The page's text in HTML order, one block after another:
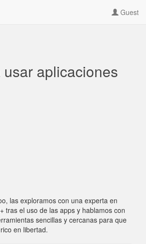
Guest
aplicaciones
las exploramos con una experta en
tras el uso de las apps y hablamos con
sencillas y cercanas para que
en libertad.